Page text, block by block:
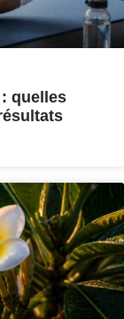
quelles